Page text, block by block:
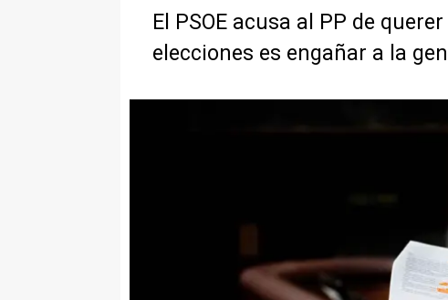
El PSOE acusa al PP de
elecciones es engañar a la